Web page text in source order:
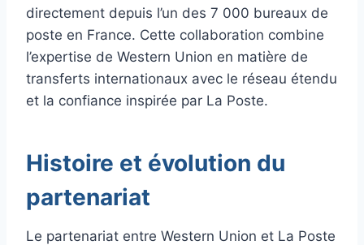
directement depuis l’un des 7 000 bureaux de
poste en France. Cette collaboration combine
l’expertise de Western Union en matière de
transferts internationaux avec le réseau étendu
et la confiance inspirée par La Poste.
Histoire et évolution du
partenariat
Le partenariat entre Western Union et La Poste